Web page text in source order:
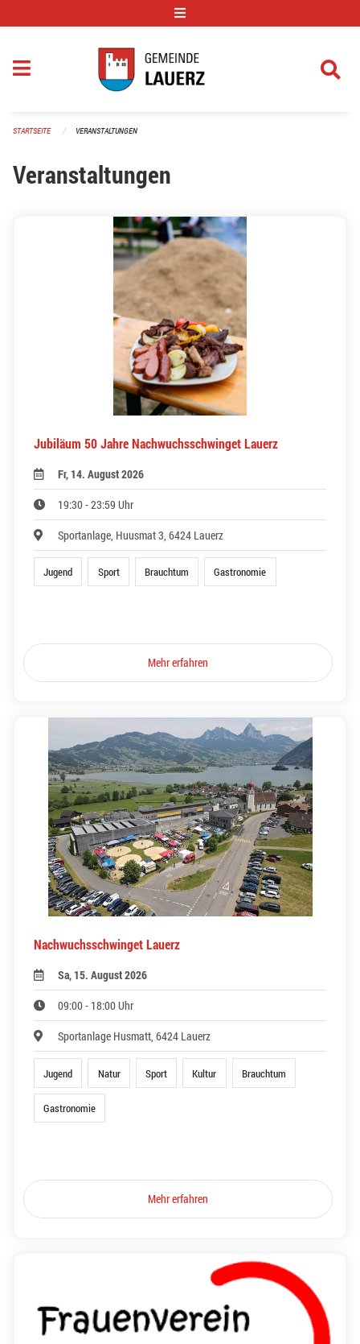
STARTSEITE VERANSTALTUNGEN
Veranstaltungen
Jubiläum 50 Jahre Nachwuchsschwinget Lauerz
Fr, 14. August 2026
19:30 - 23:59 Uhr
Sportanlage, Huusmat 3, 6424 Lauerz
Jugend Sport Brauchtum Gastronomie
Mehr erfahren
Nachwuchsschwinget Lauerz
Sa, 15. August 2026
09:00 - 18:00 Uhr
Sportanlage Husmatt, 6424 Lauerz
Jugend Natur Sport Kultur Brauchtum
Gastronomie
Mehr erfahren